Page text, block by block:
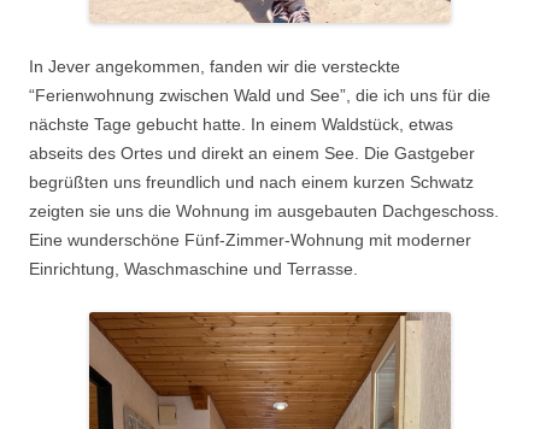
In Jever angekommen, fanden wir die versteckte
“Ferienwohnung zwischen Wald und See”, die ich uns für die
nächste Tage gebucht hatte. In einem Waldstück, etwas
abseits des Ortes und direkt an einem See. Die Gastgeber
begrüßten uns freundlich und nach einem kurzen Schwatz
zeigten sie uns die Wohnung im ausgebauten Dachgeschoss.
Eine wunderschöne Fünf-Zimmer-Wohnung mit moderner
Einrichtung, Waschmaschine und Terrasse.